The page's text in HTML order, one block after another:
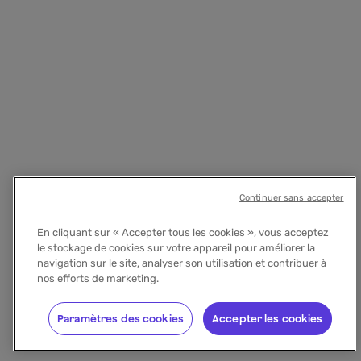
En cliquant sur « Accepter tous les cookies », vous acceptez
le stockage de cookies sur votre appareil pour améliorer la
navigation sur le site, analyser son utilisation et contribuer à
nos efforts de marketing.
Accepter les cookies
Paramètres des cookies
Continuer sans accepter